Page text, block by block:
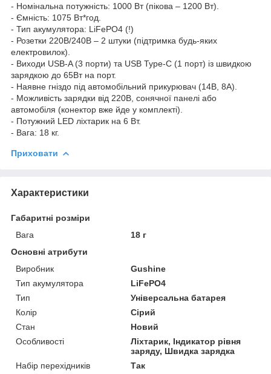
- Номінальна потужність: 1000 Вт (пікова – 1200 Вт).
- Ємність: 1075 Вт*год.
- Тип акумулятора: LiFePO4 (!)
- Розетки 220В/240В – 2 штуки (підтримка будь-яких
електровилок).
- Виходи USB-A (3 порти) та USB Type-C (1 порт) із швидкою
зарядкою до 65Вт на порт.
- Наявне гніздо під автомобільний прикурювач (14В, 8A).
- Можливість зарядки від 220В, сонячної панелі або
автомобіля (конектор вже йде у комплекті).
- Потужний LED ліхтарик на 6 Вт.
- Вага: 18 кг.
Приховати
Характеристики
Габаритні розміри
Вага
18 г
Основні атрибути
Виробник
Gushine
Тип акумулятора
LiFePO4
Тип
Універсальна батарея
Колір
Сірий
Стан
Новий
Особливості
Ліхтарик, Індикатор рівня
заряду, Швидка зарядка
Набір перехідників
Так